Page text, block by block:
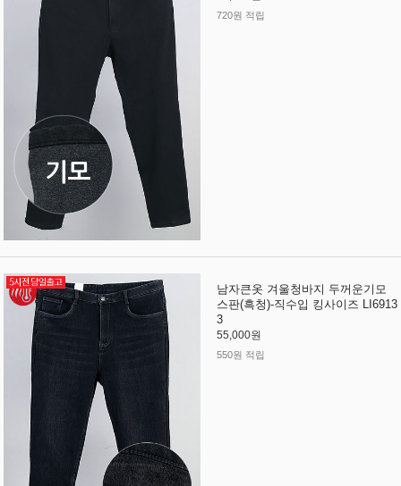
720원 적립
남자큰옷 겨울청바지 두꺼운기모
스판(흑청)-직수입 킹사이즈 LI6913
3
55,000원
550원 적립